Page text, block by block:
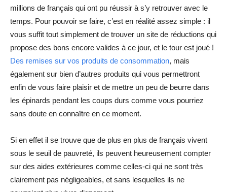
millions de français qui ont pu réussir à s’y retrouver avec le
temps. Pour pouvoir se faire, c’est en réalité assez simple : il
vous suffit tout simplement de trouver un site de réductions qui
propose des bons encore valides à ce jour, et le tour est joué !
Des remises sur vos produits de consommation, mais
également sur bien d’autres produits qui vous permettront
enfin de vous faire plaisir et de mettre un peu de beurre dans
les épinards pendant les coups durs comme vous pourriez
sans doute en connaître en ce moment.
Si en effet il se trouve que de plus en plus de français vivent
sous le seuil de pauvreté, ils peuvent heureusement compter
sur des aides extérieures comme celles-ci qui ne sont très
clairement pas négligeables, et sans lesquelles ils ne